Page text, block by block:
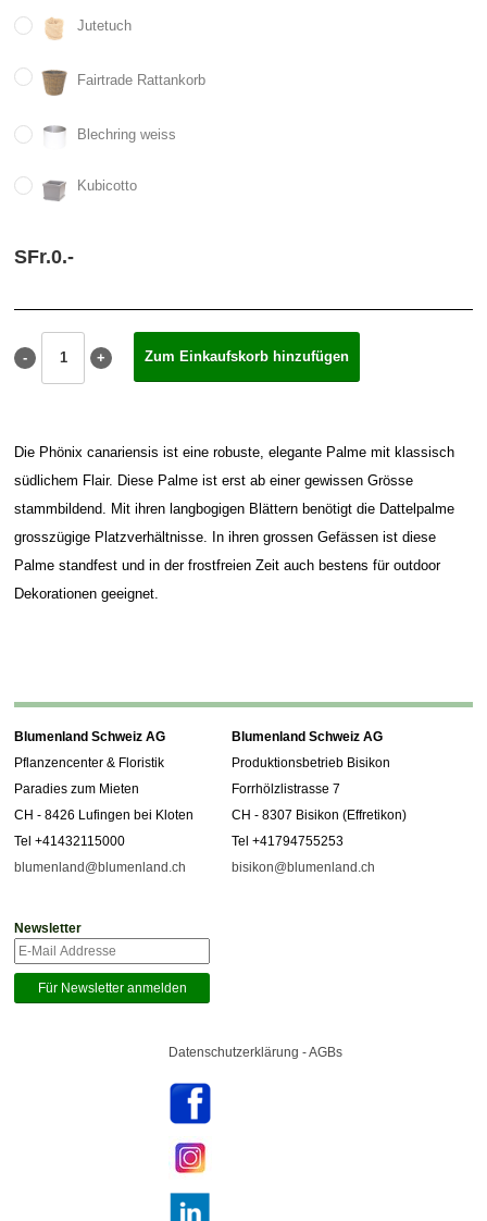
Jutetuch
Fairtrade Rattankorb
Blechring weiss
Kubicotto
SFr.0.-
Die Phönix canariensis ist eine robuste, elegante Palme mit klassisch
südlichem Flair. Diese Palme ist erst ab einer gewissen Grösse
stammbildend. Mit ihren langbogigen Blättern benötigt die Dattelpalme
grosszügige Platzverhältnisse. In ihren grossen Gefässen ist diese
Palme standfest und in der frostfreien Zeit auch bestens für outdoor
Dekorationen geeignet.
Blumenland Schweiz AG
Pflanzencenter & Floristik
Paradies zum Mieten
CH - 8426 Lufingen bei Kloten
Tel +41432115000
blumenland@blumenland.ch
Blumenland Schweiz AG
Produktionsbetrieb Bisikon
Forrhölzlistrasse 7
CH - 8307 Bisikon (Effretikon)
Tel +41794755253
bisikon@blumenland.ch
Newsletter
Datenschutzerklärung - AGBs